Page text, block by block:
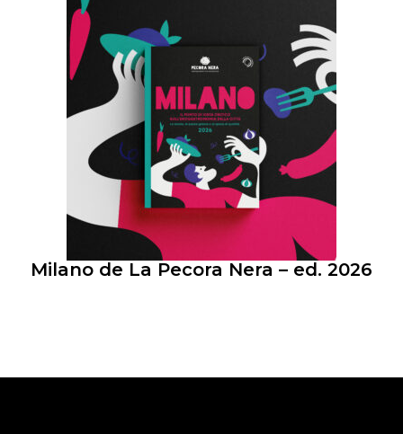
Milano de La Pecora Nera – ed. 2026